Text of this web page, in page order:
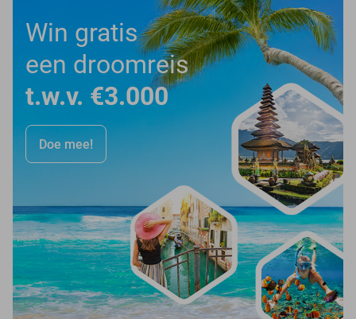
Win gratis
een droomreis
t.w.v. €3.000
Doe mee!